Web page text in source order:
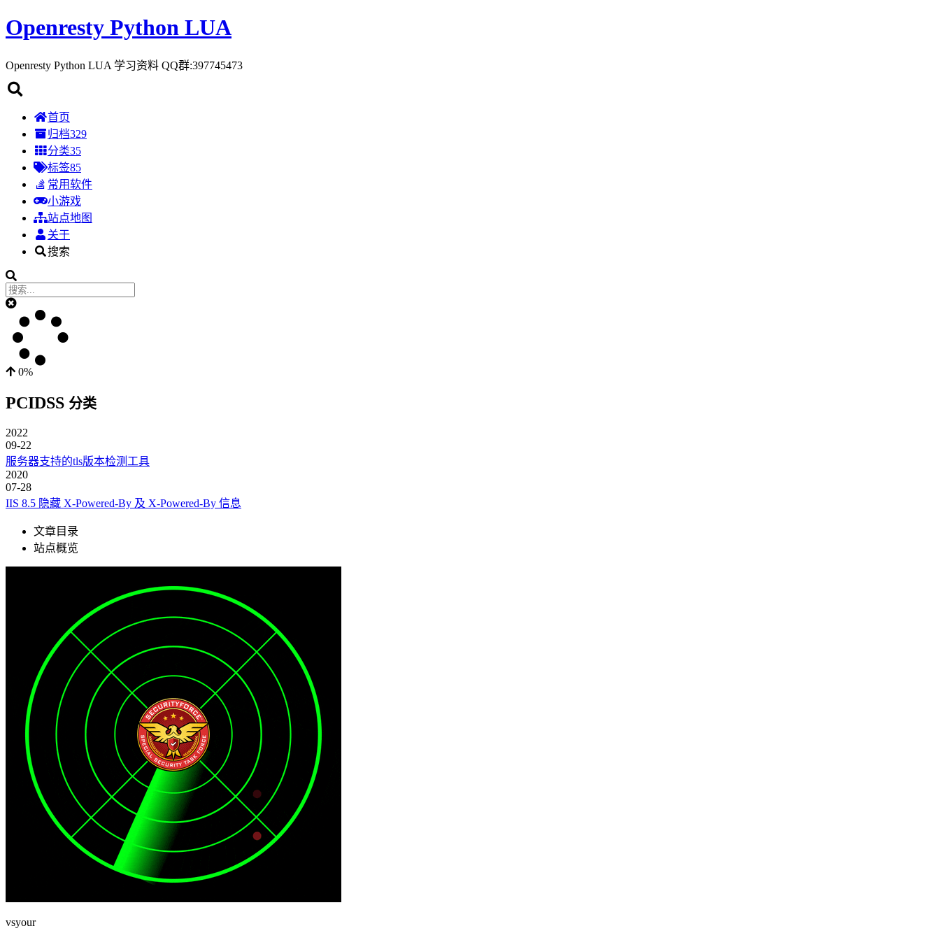
Openresty Python LUA
Openresty Python LUA 学习资料 QQ群:397745473
首页
归档329
分类35
标签85
常用软件
小游戏
站点地图
关于
搜索
0%
PCIDSS 分类
2022
09-22
服务器支持的tls版本检测工具
2020
07-28
IIS 8.5 隐藏 X-Powered-By 及 X-Powered-By 信息
文章目录
站点概览
vsyour